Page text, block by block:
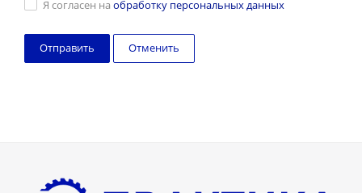
Я согласен на обработку персональных данных
Отменить